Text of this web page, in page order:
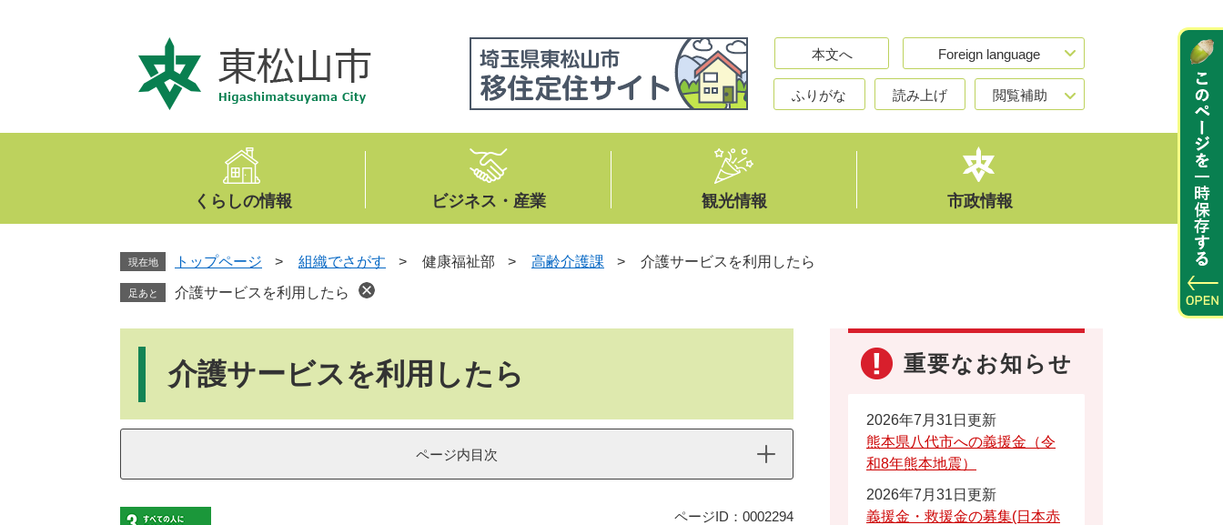
文
本文へ Foreign language
ふりがな 読み上げ 閲覧補助
くらしの情報 ビジネス・産業 観光情報 市政情報
現在地 トップページ > 組織でさがす > 健康福祉部 > 高齢介護課 > 介護サービスを利用したら
足あと 介護サービスを利用したら
介護サービスを利用したら
ページ内目次
ページID：0002294
重要なお知らせ
2026年7月31日更新
熊本県八代市への義援金（令
和8年熊本地震）
2026年7月31日更新
義援金・救援金の募集(日本赤